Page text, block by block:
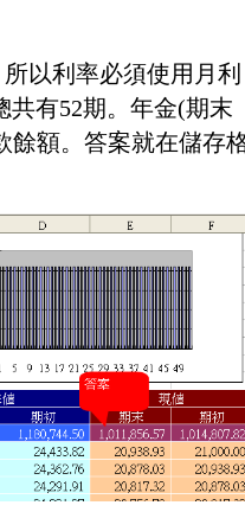
以利率必須使用月利
共有52期。年金(期末
餘額。答案就在儲存